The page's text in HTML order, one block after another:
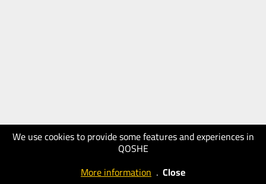
We use cookies to provide some features and experiences in
QOSHE
More information . Close